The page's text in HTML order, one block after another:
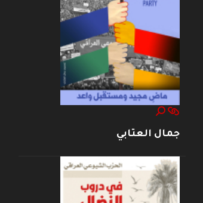
جمال العتابي